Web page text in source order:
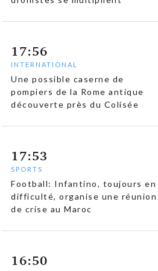
17:56
INTERNATIONAL
Une possible caserne de
pompiers de la Rome antique
découverte près du Colisée
17:53
SPORTS
Football: Infantino, toujours en
difficulté, organise une réunion
de crise au Maroc
16:50